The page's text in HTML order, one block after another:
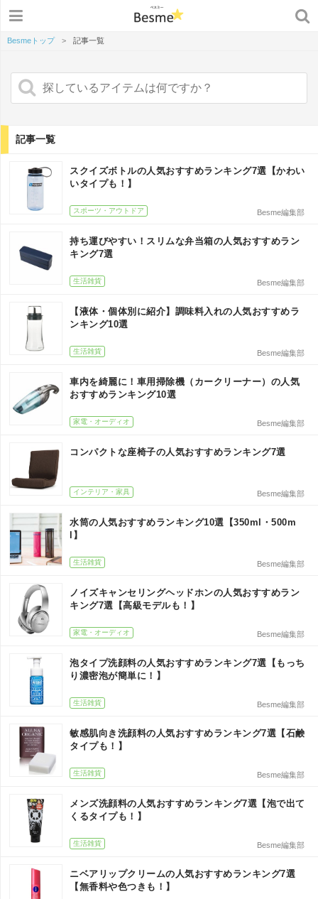
Besmeトップ > 記事一覧
記事一覧
スクイズボトルの人気おすすめランキング7選【かわい
いタイプも！】
スポーツ・アウトドア Besme編集部
持ち運びやすい！スリムな弁当箱の人気おすすめラン
キング7選
生活雑貨 Besme編集部
【液体・個体別に紹介】調味料入れの人気おすすめラ
ンキング10選
生活雑貨 Besme編集部
車内を綺麗に！車用掃除機（カークリーナー）の人気
おすすめランキング10選
家電・オーディオ Besme編集部
コンパクトな座椅子の人気おすすめランキング7選
インテリア・家具 Besme編集部
水筒の人気おすすめランキング10選【350ml・500m
l】
生活雑貨 Besme編集部
ノイズキャンセリングヘッドホンの人気おすすめラン
キング7選【高級モデルも！】
家電・オーディオ Besme編集部
泡タイプ洗顔料の人気おすすめランキング7選【もっち
り濃密泡が簡単に！】
生活雑貨 Besme編集部
敏感肌向き洗顔料の人気おすすめランキング7選【石鹸
タイプも！】
生活雑貨 Besme編集部
メンズ洗顔料の人気おすすめランキング7選【泡で出て
くるタイプも！】
生活雑貨 Besme編集部
ニベアリップクリームの人気おすすめランキング7選
【無香料や色つきも！】